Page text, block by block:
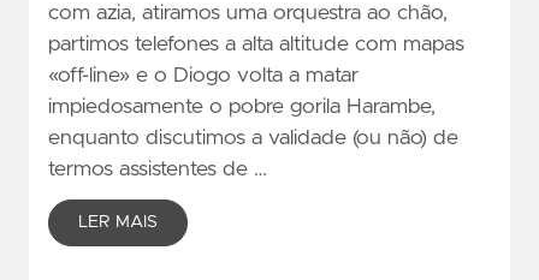
com azia, atiramos uma orquestra ao chão,
partimos telefones a alta altitude com mapas
«off-line» e o Diogo volta a matar
impiedosamente o pobre gorila Harambe,
enquanto discutimos a validade (ou não) de
termos assistentes de …
LER MAIS